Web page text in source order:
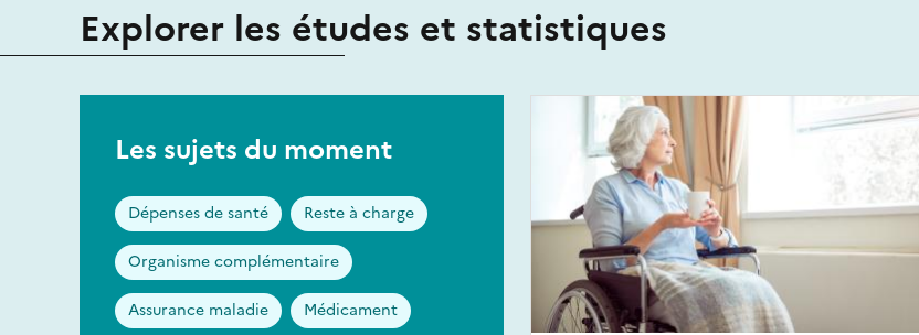
Explorer les études et statistiques
Les sujets du moment
Dépenses de santé Reste à charge
Organisme complémentaire
Assurance maladie Médicament